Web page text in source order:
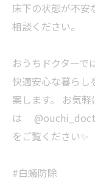
床下の状態が不安
相談ください。
おうちドクターで
快適安心な暮らし
案します。 お気
は
をご覧ください✨
#白蟻防除